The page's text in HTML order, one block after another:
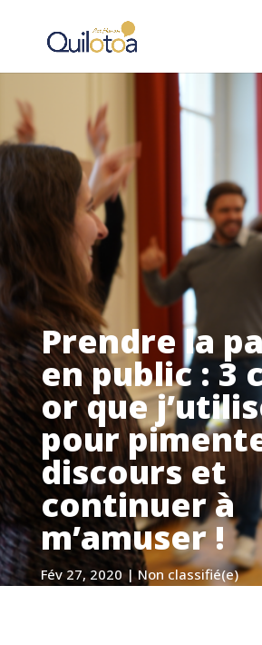
Prendre la
en public : 3
or que
pour
discours et
continuer à
m’amuser !
Fév 27, 2020|Non classifié(e)